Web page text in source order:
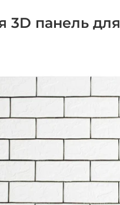
3D панель